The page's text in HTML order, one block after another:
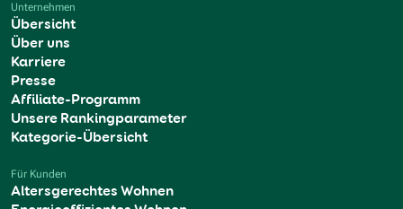
Unternehmen
Übersicht
Über uns
Karriere
Presse
Affiliate-Programm
Unsere Rankingparameter
Kategorie-Übersicht
Für Kunden
Altersgerechtes Wohnen